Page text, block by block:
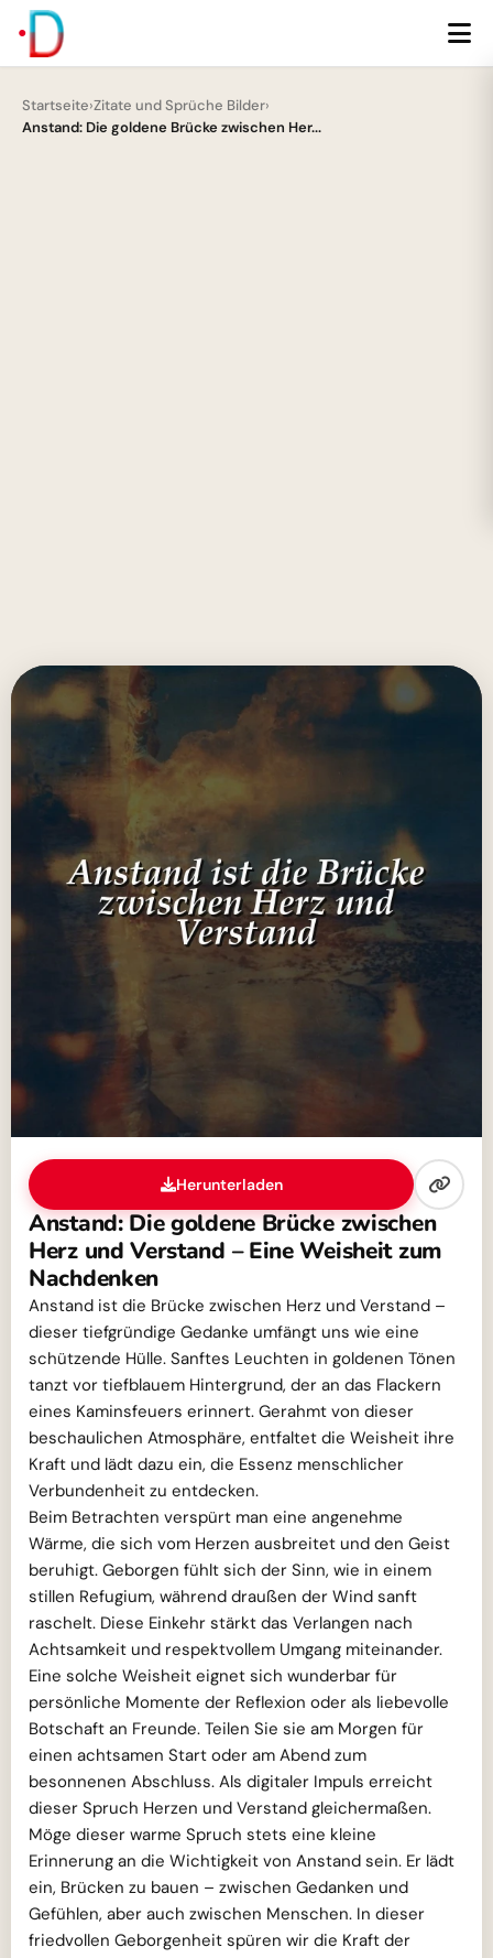
Startseite›Zitate und Sprüche Bilder›
Anstand: Die goldene Brücke zwischen Her...
Herunterladen
Anstand: Die goldene Brücke zwischen
Herz und Verstand – Eine Weisheit zum
Nachdenken
Anstand ist die Brücke zwischen Herz und Verstand –
dieser tiefgründige Gedanke umfängt uns wie eine
schützende Hülle. Sanftes Leuchten in goldenen Tönen
tanzt vor tiefblauem Hintergrund, der an das Flackern
eines Kaminsfeuers erinnert. Gerahmt von dieser
beschaulichen Atmosphäre, entfaltet die Weisheit ihre
Kraft und lädt dazu ein, die Essenz menschlicher
Verbundenheit zu entdecken.
Beim Betrachten verspürt man eine angenehme
Wärme, die sich vom Herzen ausbreitet und den Geist
beruhigt. Geborgen fühlt sich der Sinn, wie in einem
stillen Refugium, während draußen der Wind sanft
raschelt. Diese Einkehr stärkt das Verlangen nach
Achtsamkeit und respektvollem Umgang miteinander.
Eine solche Weisheit eignet sich wunderbar für
persönliche Momente der Reflexion oder als liebevolle
Botschaft an Freunde. Teilen Sie sie am Morgen für
einen achtsamen Start oder am Abend zum
besonnenen Abschluss. Als digitaler Impuls erreicht
dieser Spruch Herzen und Verstand gleichermaßen.
Möge dieser warme Spruch stets eine kleine
Erinnerung an die Wichtigkeit von Anstand sein. Er lädt
ein, Brücken zu bauen – zwischen Gedanken und
Gefühlen, aber auch zwischen Menschen. In dieser
friedvollen Geborgenheit spüren wir die Kraft der